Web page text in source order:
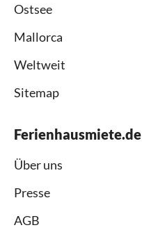
Ostsee
Mallorca
Weltweit
Sitemap
Ferienhausmiete.de
Über uns
Presse
AGB